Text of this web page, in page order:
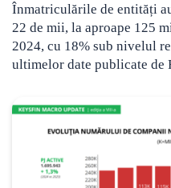
Înmatriculările de entități
22 de mii, la aproape 125
2024, cu 18% sub nivelul
ultimelor date publicate de